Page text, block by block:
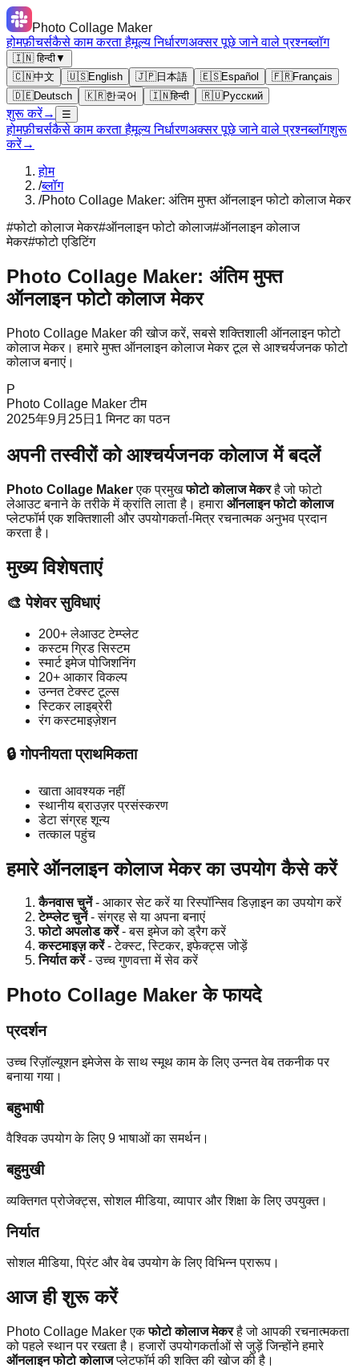
Photo Collage Maker
होमफ़ीचर्सकैसे काम करता हैमूल्य निर्धारणअक्सर पूछे जाने वाले प्रश्नब्लॉग
🇮🇳 हिन्दी▼
🇨🇳中文 🇺🇸English 🇯🇵日本語 🇪🇸Español 🇫🇷Français
🇩🇪Deutsch 🇰🇷한국어 🇮🇳हिन्दी 🇷🇺Русский
शुरू करें→ ☰
होमफ़ीचर्सकैसे काम करता हैमूल्य निर्धारणअक्सर पूछे जाने वाले प्रश्नब्लॉगशुरू
करें→
होम
/ब्लॉग
/Photo Collage Maker: अंतिम मुफ्त ऑनलाइन फोटो कोलाज मेकर
#फोटो कोलाज मेकर#ऑनलाइन फोटो कोलाज#ऑनलाइन कोलाज
मेकर#फोटो एडिटिंग
Photo Collage Maker: अंतिम मुफ्त
ऑनलाइन फोटो कोलाज मेकर
Photo Collage Maker की खोज करें, सबसे शक्तिशाली ऑनलाइन फोटो
कोलाज मेकर। हमारे मुफ्त ऑनलाइन कोलाज मेकर टूल से आश्चर्यजनक फोटो
कोलाज बनाएं।
P
Photo Collage Maker टीम
2025年9月25日 1 मिनट का पठन
अपनी तस्वीरों को आश्चर्यजनक कोलाज में बदलें
Photo Collage Makerएक प्रमुखफोटो कोलाज मेकरहै जो फोटो
लेआउट बनाने के तरीके में क्रांति लाता है। हमारा ऑनलाइन फोटो कोलाज
प्लेटफॉर्म एक शक्तिशाली और उपयोगकर्ता-मित्र रचनात्मक अनुभव प्रदान
करता है।
मुख्य विशेषताएं
🎨 पेशेवर सुविधाएं
200+ लेआउट टेम्प्लेट
कस्टम ग्रिड सिस्टम
स्मार्ट इमेज पोजिशनिंग
20+ आकार विकल्प
उन्नत टेक्स्ट टूल्स
स्टिकर लाइब्रेरी
रंग कस्टमाइज़ेशन
🔒 गोपनीयता प्राथमिकता
खाता आवश्यक नहीं
स्थानीय ब्राउज़र प्रसंस्करण
डेटा संग्रह शून्य
तत्काल पहुंच
हमारे ऑनलाइन कोलाज मेकर का उपयोग कैसे करें
कैनवास चुनें- आकार सेट करें या रिस्पॉन्सिव डिज़ाइन का उपयोग करें
टेम्प्लेट चुनें- संग्रह से या अपना बनाएं
फोटो अपलोड करें- बस इमेज को ड्रैग करें
कस्टमाइज़ करें- टेक्स्ट, स्टिकर, इफेक्ट्स जोड़ें
निर्यात करें- उच्च गुणवत्ता में सेव करें
Photo Collage Maker के फायदे
प्रदर्शन
उच्च रिज़ॉल्यूशन इमेजेस के साथ स्मूथ काम के लिए उन्नत वेब तकनीक पर
बनाया गया।
बहुभाषी
वैश्विक उपयोग के लिए 9 भाषाओं का समर्थन।
बहुमुखी
व्यक्तिगत प्रोजेक्ट्स, सोशल मीडिया, व्यापार और शिक्षा के लिए उपयुक्त।
निर्यात
सोशल मीडिया, प्रिंट और वेब उपयोग के लिए विभिन्न प्रारूप।
आज ही शुरू करें
Photo Collage Maker एकफोटो कोलाज मेकरहै जो आपकी रचनात्मकता
को पहले स्थान पर रखता है। हजारों उपयोगकर्ताओं से जुड़ें जिन्होंने हमारे
ऑनलाइन फोटो कोलाजप्लेटफॉर्म की शक्ति की खोज की है।